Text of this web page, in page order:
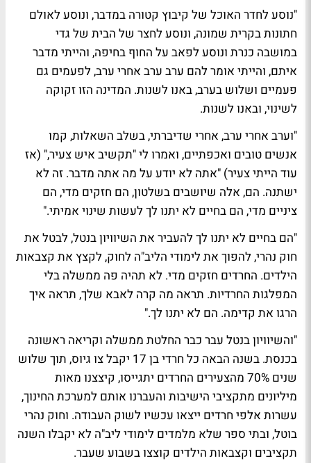
"נוסע לחדר האוכל של קיבוץ קטורה במדבר, ונוסע לאולם
חתונות בקרית שמונה, ונוסע לחצר של הבית של גדי
במושבה כנרת ונוסע לפאב על החוף בחיפה, והייתי מדבר
איתם, והייתי אומר להם ערב ערב אחרי ערב, לפעמים גם
פעמיים ושלוש בערב, באנו לשנות. המדינה הזו זקוקה
לשינוי, ובאנו לשנות.
"וערב אחרי ערב, אחרי שדיברתי, בשלב השאלות, קמו
אנשים טובים ואכפתיים, ואמרו לי "תקשיב איש צעיר," (אז
עוד הייתי צעיר) "אתה לא יודע על מה אתה מדבר. זה לא
ישתנה. הם, אלה שיושבים בשלטון, הם חזקים מדי, הם
ציניים מדי, הם בחיים לא יתנו לך לעשות שינוי אמיתי."
"הם בחיים לא יתנו לך להעביר את השיוויון בנטל, לבטל את
חוק נהרי, להפוך את לימודי הליב"ה לחוק, לקצץ את קצבאות
הילדים. החרדים חזקים מדי. לא תהיה פה ממשלה בלי
המפלגות החרדיות. תראה מה קרה לאבא שלך, תראה איך
הרגו את קדימה. הם לא יתנו לך."
"והשיוויון בנטל עבר כבר החלטת ממשלה וקריאה ראשונה
בכנסת. בשנה הבאה כל חרדי בן 17 יקבל צו גיוס, תוך שלוש
שנים 70% מהצעירים החרדים יתגייסו, קיצצנו מאות
מיליונים מתקציבי הישיבות והעברנו אותם למערכת החינוך,
עשרות אלפי חרדים ייצאו עכשיו לשוק העבודה. וחוק נהרי
בוטל, ובתי ספר שלא מלמדים לימודי ליב"ה לא יקבלו השנה
תקציבים וקצבאות הילדים קוצצו בשבוע שעבר.